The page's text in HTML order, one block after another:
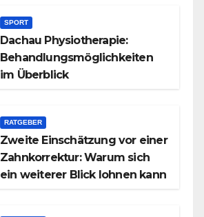
SPORT
Dachau Physiotherapie:
Behandlungsmöglichkeiten
im Überblick
RATGEBER
Zweite Einschätzung vor einer
Zahnkorrektur: Warum sich
ein weiterer Blick lohnen kann